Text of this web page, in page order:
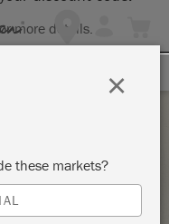
more details.
these markets?
×